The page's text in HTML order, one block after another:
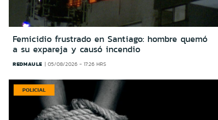
Femicidio frustrado en Santiago: hombre quemó
a su expareja y causó incendio
REDMAULE 05/08/2026 - 17:26 HRS
POLICIAL